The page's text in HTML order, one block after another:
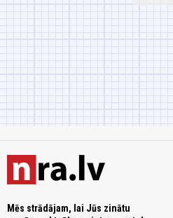
Mēs strādājam, lai Jūs zinātu